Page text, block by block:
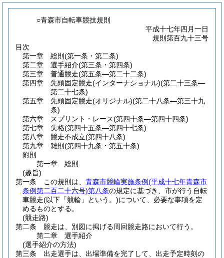
○青森市自転車競技規則
平成十七年四月一日
規則第百九十三号
目次
第一章
総則 (第一条・第二条)
第二章
選手紹介(第三条・第四条)
第三章
普通競走(第五条―第二十二条)
第四章
先頭固定競走(インターナショナル)(第二十三条―
第二十七条)
第五章
先頭固定競走(オリジナル)(第二十八条―第三十九
条)
第六章
スプリント・レース(第四十条―第四十四条)
第七章
失格(第四十五条―第四十七条)
第八章
競走不成立(第四十八条)
第九章
雑則 (第四十九条・第五十条)
附則
第一章
総則
(趣旨)
第一条
この規則は、 青森市競輪実施条例(平成十七年青森市
条例第二百二十六号)第八条の規定に基づき、市が行う自転
車競走(以下「競輪」という。)について、必要な事項を定
めるものとする。
(競走路)
第二条
競走は、別図に掲げる周回競走路において行う。
第二章
選手紹介
(選手紹介の方法)
第三条
出走選手は、出場準備を完了して、出走予定時刻の